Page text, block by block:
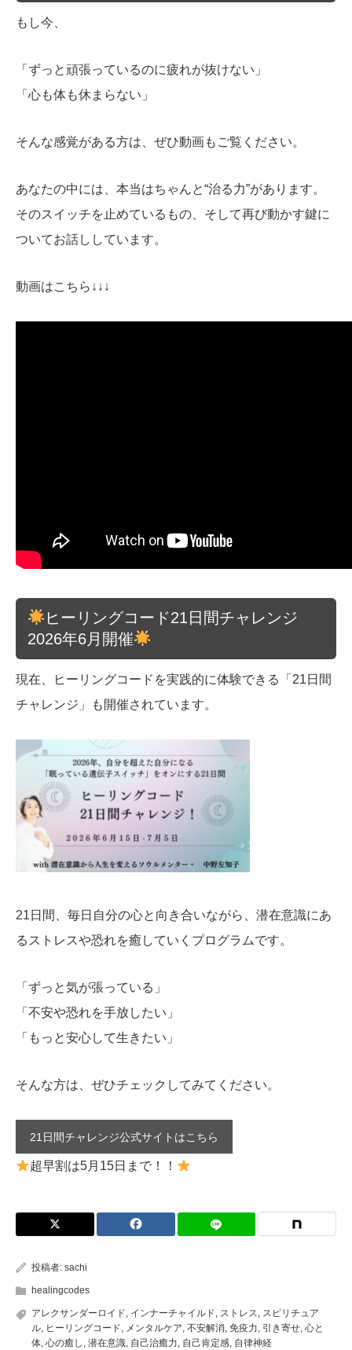
もし今、
「ずっと頑張っているのに疲れが抜けない」
「心も体も休まらない」
そんな感覚がある方は、ぜひ動画もご覧ください。
あなたの中には、本当はちゃんと“治る力”があります。
そのスイッチを止めているもの、そして再び動かす鍵に
ついてお話ししています。
動画はこちら↓↓↓
ヒーリングコード21日間チャレンジ
2026年6月開催
現在、ヒーリングコードを実践的に体験できる「21日間
チャレンジ」も開催されています。
21日間、毎日自分の心と向き合いながら、潜在意識にあ
るストレスや恐れを癒していくプログラムです。
「ずっと気が張っている」
「不安や恐れを手放したい」
「もっと安心して生きたい」
そんな方は、ぜひチェックしてみてください。
21日間チャレンジ公式サイトはこちら
超早割は5月15日まで！！
投稿者: sachi
healingcodes
アレクサンダーロイド, インナーチャイルド, ストレス, スピリチュア
ル, ヒーリングコード, メンタルケア, 不安解消, 免疫力, 引き寄せ, 心と
体, 心の癒し , 潜在意識, 自己治癒力, 自己肯定感, 自律神経